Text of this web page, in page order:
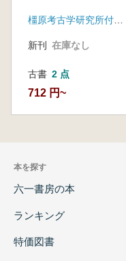
橿原考古学研究所付属博物館
新刊 在庫なし
古書 2 点
712 円~
本を探す
六一書房の本
ランキング
特価図書